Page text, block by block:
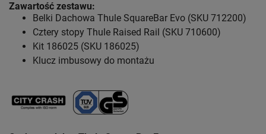
Zawartość zestawu:
Belki Dachowa Thule SquareBar Evo (SKU 712200)
Cztery stopy Thule Raised Rail (SKU 710600)
Kit 186025 (SKU 186025)
Klucz imbusowy do montażu